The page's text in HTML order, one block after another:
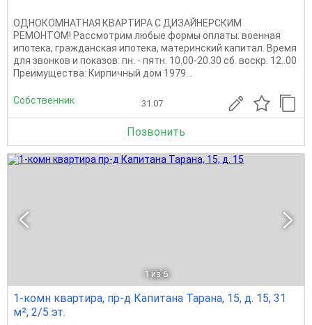
ОДНОКОМНАТНАЯ КВАРТИРА С ДИЗАЙНЕРСКИМ
РЕМОНТОМ! Рассмотрим любые формы оплаты: военная
ипотека, гражданская ипотека, материнский капитал. Время
для звонков и показов: пн. - пятн. 10.00-20.30 сб. воскр. 12..00
Преимущества: Кирпичный дом 1979...
Собственник 31.07
Позвонить
1 из 6
1-комн квартира, пр-д Капитана Тарана, 15, д. 15, 31
м², 2/5 эт.